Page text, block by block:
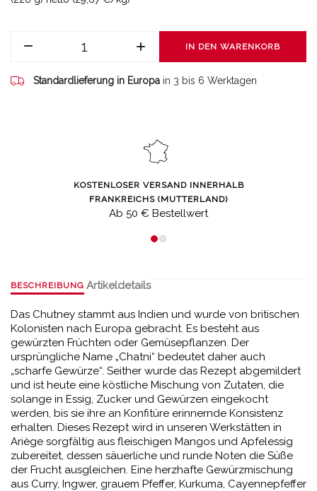
IN DEN WARENKORB
Standardlieferung in Europa in 3 bis 6 Werktagen
KOSTENLOSER VERSAND INNERHALB
FRANKREICHS (MUTTERLAND)
Ab 50 € Bestellwert
BESCHREIBUNG Artikeldetails
Das Chutney stammt aus Indien und wurde von britischen
Kolonisten nach Europa gebracht. Es besteht aus
gewürzten Früchten oder Gemüsepflanzen. Der
ursprüngliche Name „Chatni“ bedeutet daher auch
„scharfe Gewürze“. Seither wurde das Rezept abgemildert
und ist heute eine köstliche Mischung von Zutaten, die
solange in Essig, Zucker und Gewürzen eingekocht
werden, bis sie ihre an Konfitüre erinnernde Konsistenz
erhalten. Dieses Rezept wird in unseren Werkstätten in
Ariège sorgfältig aus fleischigen Mangos und Apfelessig
zubereitet, dessen säuerliche und runde Noten die Süße
der Frucht ausgleichen. Eine herzhafte Gewürzmischung
aus Curry, Ingwer, grauem Pfeffer, Kurkuma, Cayennepfeffer